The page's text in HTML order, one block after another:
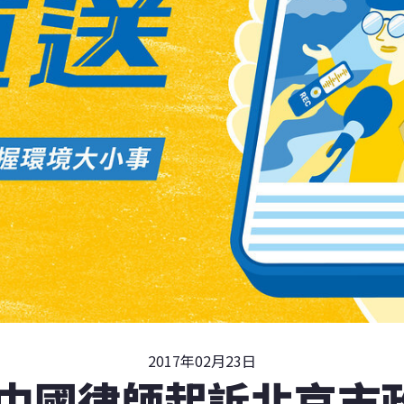
2017年02月23日